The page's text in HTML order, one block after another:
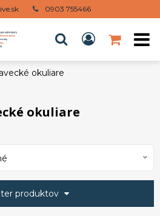
0903 755466
okuliare
okuliare
produktov